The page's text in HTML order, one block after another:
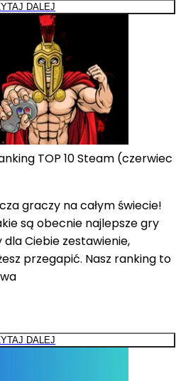
DALEJ
TOP 10 Steam (czerwiec
graczy na całym świecie!
są obecnie najlepsze gry
Ciebie zestawienie,
przegapić. Nasz ranking to
DALEJ